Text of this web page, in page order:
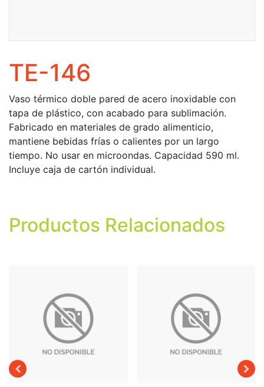
TE-146
Vaso térmico doble pared de acero inoxidable con
tapa de plástico, con acabado para sublimación.
Fabricado en materiales de grado alimenticio,
mantiene bebidas frías o calientes por un largo
tiempo. No usar en microondas. Capacidad 590 ml.
Incluye caja de cartón individual.
Productos Relacionados